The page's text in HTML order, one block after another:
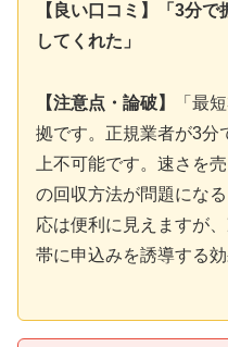
【良い口コミ】「3分
してくれた」
【注意点・論破】
「最
拠です。正規業者が3分
上不可能です。速さを
の回収方法が問題にな
応は便利に見えますが
帯に申込みを誘導する効